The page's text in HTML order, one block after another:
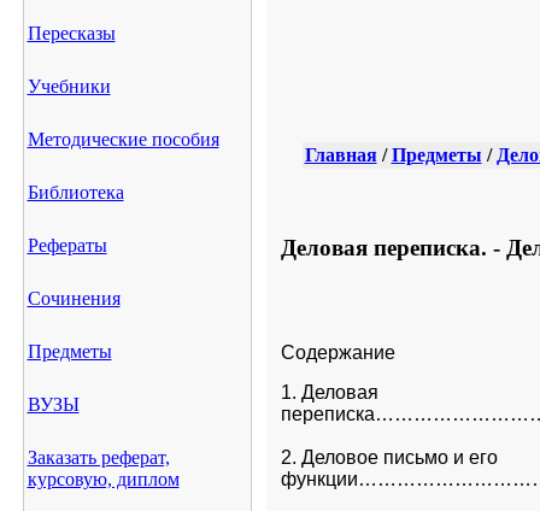
Пересказы
Учебники
Методические пособия
Библиотека
Рефераты
Сочинения
Предметы
ВУЗЫ
Заказать реферат,
курсовую, диплом
Главная/Предметы /
Деловая переписка. -
Содержание
1. Деловая
2. Деловое письмо и его